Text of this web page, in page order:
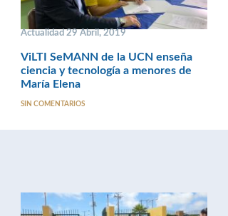
Actualidad 29 Abril, 2019
ViLTI SeMANN de la UCN enseña
ciencia y tecnología a menores de
María Elena
SIN COMENTARIOS